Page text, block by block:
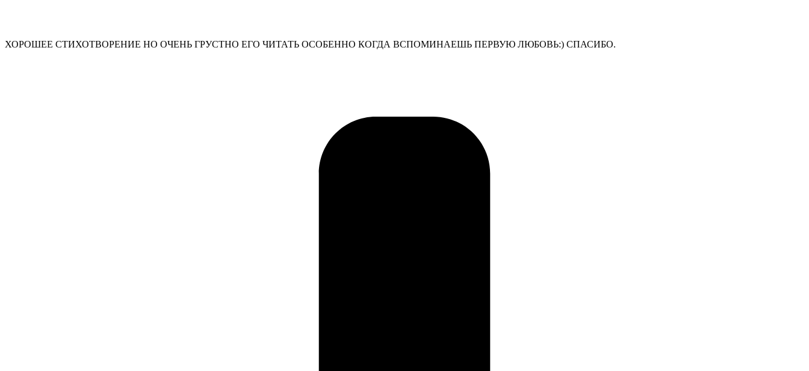
ХОРОШЕЕ СТИХОТВОРЕНИЕ НО ОЧЕНЬ ГРУСТНО ЕГО ЧИТАТЬ ОСОБЕННО КОГДА ВСПОМИНАЕШЬ ПЕРВУЮ ЛЮБОВЬ:) СПАСИБО.